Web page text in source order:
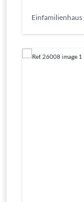
Einfamilienhaus